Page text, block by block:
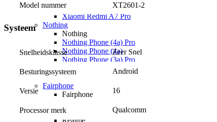
Overige
Xiaomi Redmi A7 Pro
Nothing
Nothing
Nothing Phone (4a) Pro
Nothing Phone (4a)
Nothing Phone (3a) Pro
Nothing Phone (3a) Lite
Nothing Phone (3)
Fairphone
Fairphone
Realme
Realme
Model nummer XT2601-2
Systeem
Snelheidsklasse Zeer Snel
Besturingssysteem Android
Versie 16
Processor merk Qualcomm